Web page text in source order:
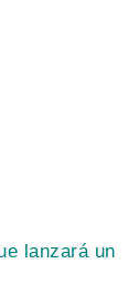
lanzará un